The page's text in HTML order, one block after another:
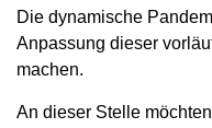
Die dynamische
Anpassung dieser
machen.
An dieser Stelle